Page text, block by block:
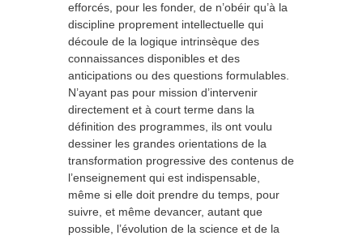
efforcés, pour les fonder, de n’obéir qu’à la
discipline proprement intellectuelle qui
découle de la logique intrinsèque des
connaissances disponibles et des
anticipations ou des questions formulables.
N’ayant pas pour mission d’intervenir
directement et à court terme dans la
définition des programmes, ils ont voulu
dessiner les grandes orientations de la
transformation progressive des contenus de
l’enseignement qui est indispensable,
même si elle doit prendre du temps, pour
suivre, et même devancer, autant que
possible, l’évolution de la science et de la